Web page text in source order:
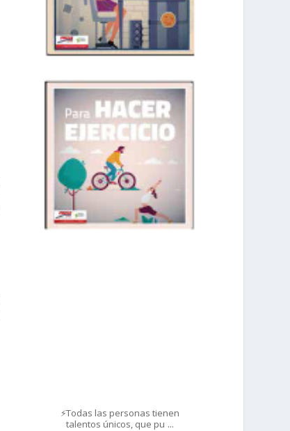
⚡Todas las personas tienen
talentos únicos, que pu ...